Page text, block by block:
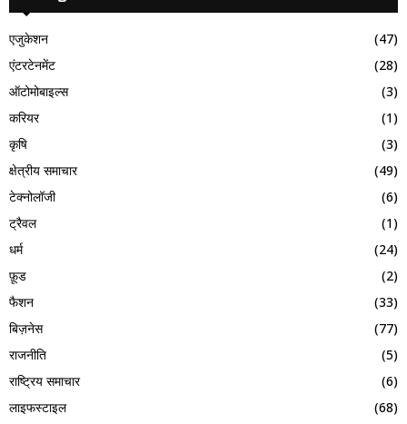
एजुकेशन
(47)
एंटरटेनमेंट
(28)
ऑटोमोबाइल्स
(3)
करियर
(1)
कृषि
(3)
क्षेत्रीय समाचार
(49)
टेक्नोलॉजी
(6)
ट्रैवल
(1)
धर्म
(24)
फ़ूड
(2)
फैशन
(33)
बिज़नेस
(77)
राजनीति
(5)
राष्ट्रिय समाचार
(6)
लाइफस्टाइल
(68)